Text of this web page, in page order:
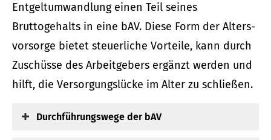
Entgeltumwandlung einen Teil seines
Bruttogehalts in eine bAV. Diese Form der Alters­
vorsorge bietet steuerliche Vorteile, kann durch
Zuschüsse des Arbeitgebers ergänzt werden und
hilft, die Versorgungslücke im Alter zu schließen.
Durchführungswege der bAV